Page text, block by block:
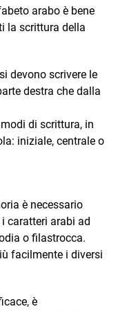
arabo è bene
la scrittura della
devono scrivere le
destra che dalla
di scrittura, in
iniziale, centrale o
è necessario
i caratteri arabi ad
o filastrocca.
facilmente i diversi
è